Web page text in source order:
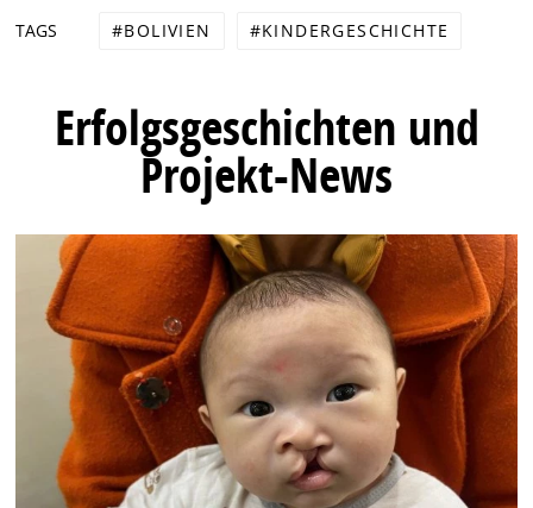
TAGS BOLIVIEN KINDERGESCHICHTE
Erfolgsgeschichten und
Projekt-News